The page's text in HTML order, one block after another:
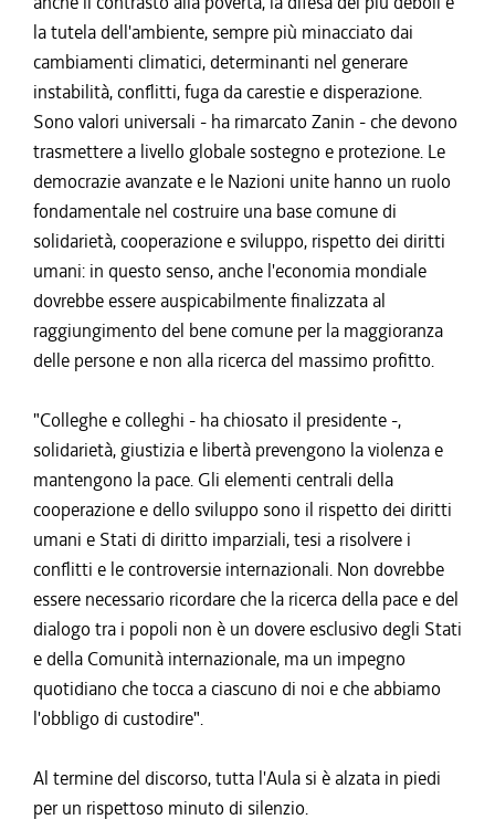
la tutela dell'ambiente, sempre più minacciato dai
cambiamenti climatici, determinanti nel generare
instabilità, conflitti, fuga da carestie e disperazione.
Sono valori universali - ha rimarcato Zanin - che devono
trasmettere a livello globale sostegno e protezione. Le
democrazie avanzate e le Nazioni unite hanno un ruolo
fondamentale nel costruire una base comune di
solidarietà, cooperazione e sviluppo, rispetto dei diritti
umani: in questo senso, anche l'economia mondiale
dovrebbe essere auspicabilmente finalizzata al
raggiungimento del bene comune per la maggioranza
delle persone e non alla ricerca del massimo profitto.
"Colleghe e colleghi - ha chiosato il presidente -,
solidarietà, giustizia e libertà prevengono la violenza e
mantengono la pace. Gli elementi centrali della
cooperazione e dello sviluppo sono il rispetto dei diritti
umani e Stati di diritto imparziali, tesi a risolvere i
conflitti e le controversie internazionali. Non dovrebbe
essere necessario ricordare che la ricerca della pace e del
dialogo tra i popoli non è un dovere esclusivo degli Stati
e della Comunità internazionale, ma un impegno
quotidiano che tocca a ciascuno di noi e che abbiamo
l'obbligo di custodire".
Al termine del discorso, tutta l'Aula si è alzata in piedi
per un rispettoso minuto di silenzio.